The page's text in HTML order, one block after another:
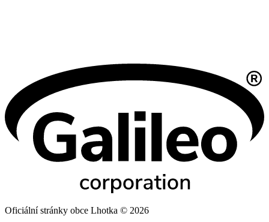
Oficiální stránky obce Lhotka © 2026